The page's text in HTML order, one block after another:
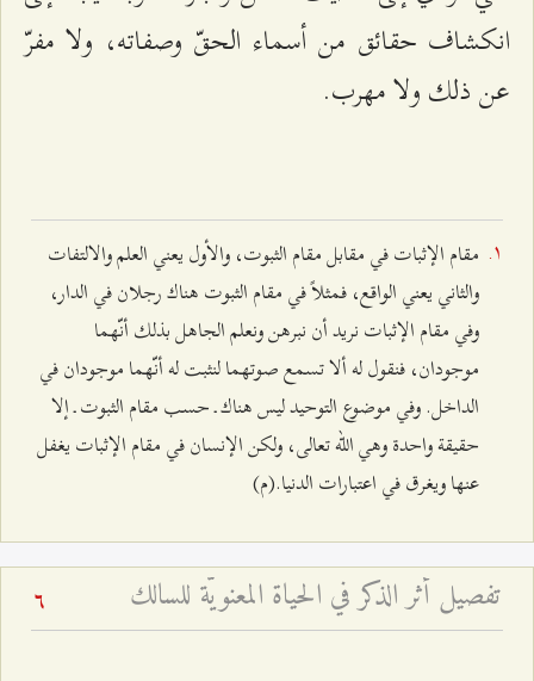
انكشاف حقائق من أسماء الحقّ وصفاته، ولا مفرّ
عن ذلك ولا مهرب.
مقام الإثبات في مقابل مقام الثبوت، والأول يعني العلم والالتفات
والثاني يعني الواقع، فمثلاً في مقام الثبوت هناك رجلان في الدار،
وفي مقام الإثبات نريد أن نبرهن ونعلم الجاهل بذلك أنّهما
موجودان، فنقول له ألا تسمع صوتهما لنثبت له أنّهما موجودان في
الداخل. وفي موضوع التوحيد ليس هناك ـ حسب مقام الثبوت ـ إلا
حقيقة واحدة وهي الله تعالى، ولكن الإنسان في مقام الإثبات يغفل
عنها ويغرق في اعتبارات الدنيا.(م)
تفصيل أثر الذكر في الحياة المعنويّة للسالك 6